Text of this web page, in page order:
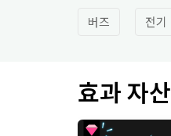
버즈 전기
효과 자산